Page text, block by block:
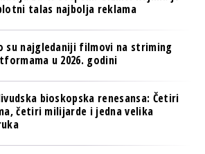
talas najbolja reklama
su najgledaniji filmovi na striming
u 2026. godini
bioskopska renesansa: Četiri
četiri milijarde i jedna velika